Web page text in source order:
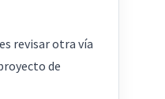
revisar otra vía
de